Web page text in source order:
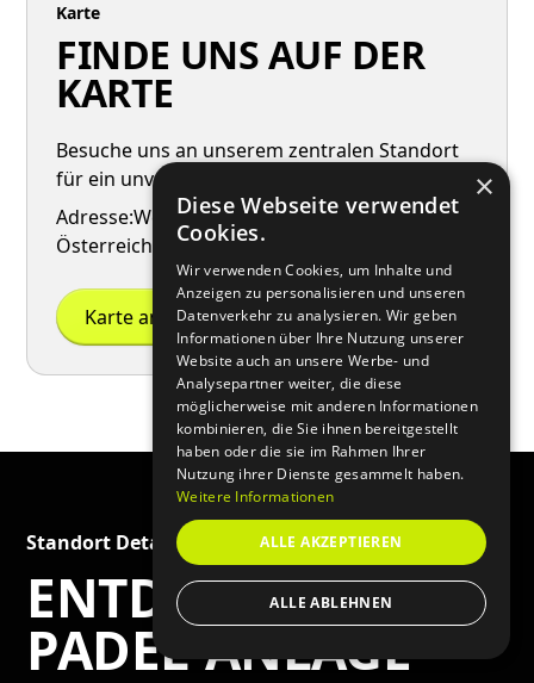
Karte
FINDE UNS AUF DER
KARTE
Besuche uns an unserem zentralen Standort
für ein unvergessliches Padel-Erlebnis.
Adresse:Weikerlseestraße 60, 4030 Linz|
Österreich
Karte ansehen
Standort Details
ENTDECKE DIE
PADEL-ANLAGE
×
Diese Webseite verwendet
Cookies.
Wir verwenden Cookies, um Inhalte und
Anzeigen zu personalisieren und unseren
Datenverkehr zu analysieren. Wir geben
Informationen über Ihre Nutzung unserer
Website auch an unsere Werbe- und
Analysepartner weiter, die diese
möglicherweise mit anderen Informationen
kombinieren, die Sie ihnen bereitgestellt
haben oder die sie im Rahmen Ihrer
Nutzung ihrer Dienste gesammelt haben.
Weitere Informationen
ALLE AKZEPTIEREN
ALLE ABLEHNEN